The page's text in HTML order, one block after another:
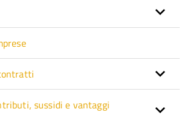
sussidi e vantaggi